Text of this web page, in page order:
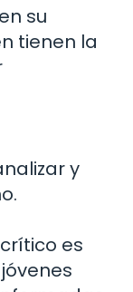
su
tienen la
y
es